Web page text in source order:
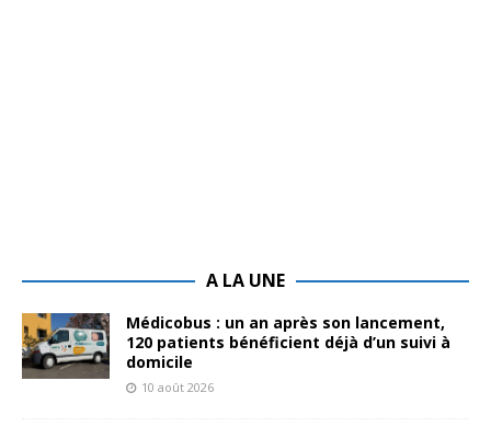
A LA UNE
Médicobus : un an après son lancement,
120 patients bénéficient déjà d’un suivi à
domicile
10 août 2026